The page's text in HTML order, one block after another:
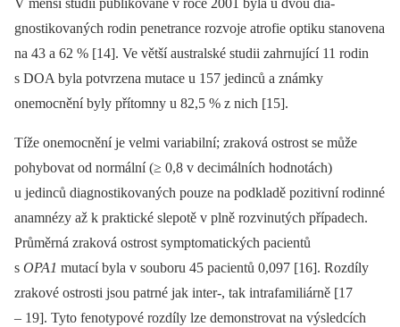
V menší studii publikované v roce 2001 byla u dvou dia­
gnostikovaných rodin penetrance rozvoje atrofie optiku stanovena
na 43 a 62 % [14]. Ve větší australské studii zahrnující 11 rodin
s DOA byla potvrzena mutace u 157 jedinců a známky
onemocnění byly přítomny u 82,5 % z nich [15].
Tíže onemocnění je velmi variabilní; zraková ostrost se může
pohybovat od normální (≥ 0,8 v decimálních hodnotách)
u jedinců dia­gnostikovaných pouze na podkladě pozitivní rodin­né
anamnézy až k praktické slepotě v plně rozvinutých případech.
Průměrná zraková ostrost symp­tomatických pa­cientů
s OPA1 mutací byla v souboru 45 pa­cientů 0,097 [16]. Rozdíly
zrakové ostrosti jsou patrné jak inter-, tak intrafamiliárně [17
–⁠ 19]. Tyto fenotypové rozdíly lze demonstrovat na výsledcích